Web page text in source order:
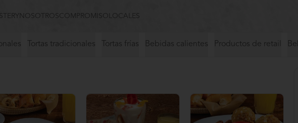
NOSOTROSCOMPROMISO LOCALES
Tortas tradicionales Tortas frías Bebidas calientes Productos de retail